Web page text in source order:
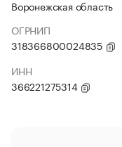
Воронежская область
ОГРНИП
318366800024835
ИНН
366221275314